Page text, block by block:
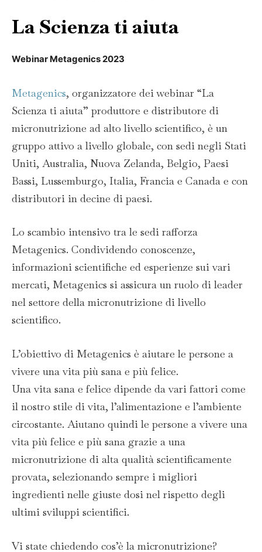
La Scienza ti aiuta
Webinar Metagenics 2023
Metagenics, organizzatore dei webinar “La
Scienza ti aiuta” produttore e distributore di
micronutrizione ad alto livello scientifico, è un
gruppo attivo a livello globale, con sedi negli Stati
Uniti, Australia, Nuova Zelanda, Belgio, Paesi
Bassi, Lussemburgo, Italia, Francia e Canada e con
distributori in decine di paesi.
Lo scambio intensivo tra le sedi rafforza
Metagenics. Condividendo conoscenze,
informazioni scientifiche ed esperienze sui vari
mercati, Metagenics si assicura un ruolo di leader
nel settore della micronutrizione di livello
scientifico.
L’obiettivo di Metagenics è aiutare le persone a
vivere una vita più sana e più felice.
Una vita sana e felice dipende da vari fattori come
il nostro stile di vita, l’alimentazione e l’ambiente
circostante. Aiutano quindi le persone a vivere una
vita più felice e più sana grazie a una
micronutrizione di alta qualità scientificamente
provata, selezionando sempre i migliori
ingredienti nelle giuste dosi nel rispetto degli
ultimi sviluppi scientifici.
Vi state chiedendo cos’è la micronutrizione?